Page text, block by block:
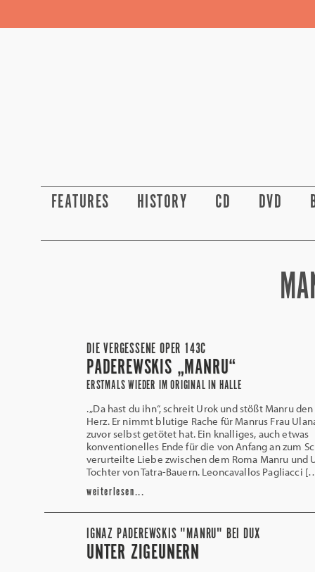
FEATURES HISTORY CD DVD
DIE VERGESSENE OPER 143C
PADEREWSKIS „MANRU“
ERSTMALS WIEDER IM ORIGINAL IN HALLE
. „Da hast du ihn“, schreit Urok und stößt Manru
Herz. Er nimmt blutige Rache für Manrus Frau
zuvor selbst getötet hat. Ein knalliges, auch etwas
konventionelles Ende für die von Anfang an zum
verurteilte Liebe zwischen dem Roma Manru und
Tochter von Tatra-Bauern. Leoncavallos Pagliacci
weiterlesen...
IGNAZ PADEREWSKIS "MANRU" BEI DUX
UNTER ZIGEUNERN